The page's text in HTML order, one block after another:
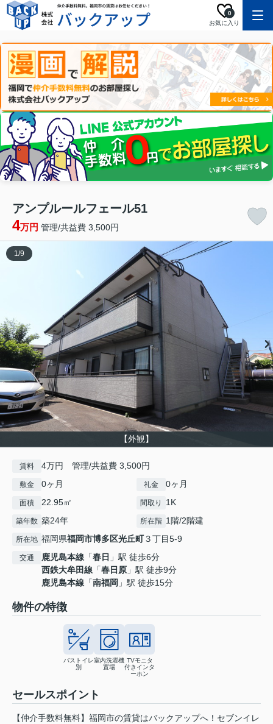
お気に入り
0
アンプルールフェール51
4万円 管理/共益費 3,500円
【外観】
1/9
賃料 4万円 管理/共益費 3,500円
敷金 0ヶ月 礼金 0ヶ月
面積 22.95㎡ 間取り 1K
築年数 築24年 所在階 1階/2階建
所在地 福岡県福岡市博多区光丘町３丁目5-9
交通 鹿児島本線 「春日 」駅 徒歩6分
西鉄大牟田線 「春日原 」駅 徒歩9分
鹿児島本線 「南福岡 」駅 徒歩15分
物件の特徴
バストイレ
別
室内洗濯機
置場
TVモニタ
付きインタ
ーホン
セールスポイント
【仲介手数料無料】福岡市の賃貸はバックアップへ！セブンイレ